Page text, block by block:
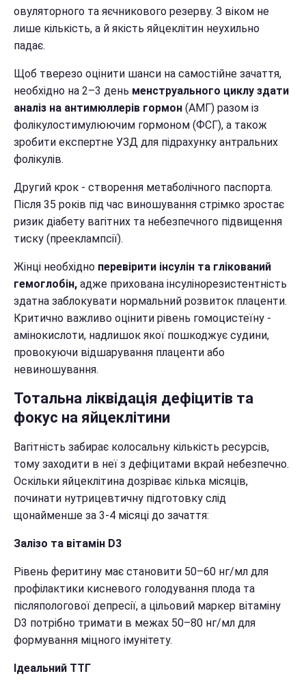
овуляторного та яєчникового резерву. З віком не
лише кількість, а й якість яйцеклітин неухильно
падає.
Щоб тверезо оцінити шанси на самостійне зачаття,
необхідно на 2–3 день менструального циклу здати
аналіз на антимюллерів гормон (АМГ) разом із
фолікулостимулюючим гормоном (ФСГ), а також
зробити експертне УЗД для підрахунку антральних
фолікулів.
Другий крок - створення метаболічного паспорта.
Після 35 років під час виношування стрімко зростає
ризик діабету вагітних та небезпечного підвищення
тиску (прееклампсії).
Жінці необхідно перевірити інсулін та глікований
гемоглобін, адже прихована інсулінорезистентність
здатна заблокувати нормальний розвиток плаценти.
Критично важливо оцінити рівень гомоцистеїну -
амінокислоти, надлишок якої пошкоджує судини,
провокуючи відшарування плаценти або
невиношування.
Тотальна ліквідація дефіцитів та
фокус на яйцеклітини
Вагітність забирає колосальну кількість ресурсів,
тому заходити в неї з дефіцитами вкрай небезпечно.
Оскільки яйцеклітина дозріває кілька місяців,
починати нутрицевтичну підготовку слід
щонайменше за 3-4 місяці до зачаття:
Залізо та вітамін D3
Рівень феритину має становити 50–60 нг/мл для
профілактики кисневого голодування плода та
післяпологової депресії, а цільовий маркер вітаміну
D3 потрібно тримати в межах 50–80 нг/мл для
формування міцного імунітету.
Ідеальний ТТГ